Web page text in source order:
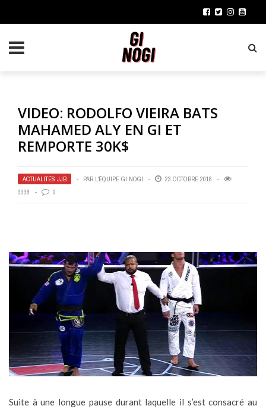
VIDEO: RODOLFO VIEIRA BATS
MAHAMED ALY EN GI ET
REMPORTE 30K$
ACTUALITÉS JJB PAR L'ÉQUIPE GI NOGI
23 OCTOBRE 2018
3338
0
Suite à une longue pause durant laquelle il s’est consacré au